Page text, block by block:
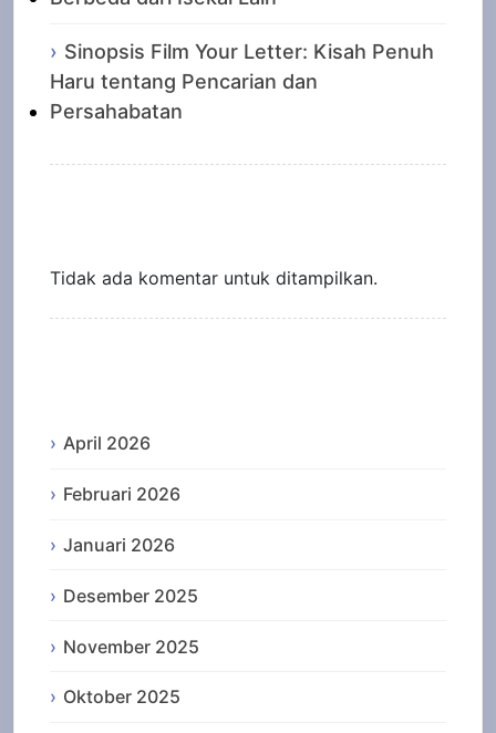
Sinopsis Film Your Letter: Kisah Penuh
Haru tentang Pencarian dan
Persahabatan
Tidak ada komentar untuk ditampilkan.
April 2026
Februari 2026
Januari 2026
Desember 2025
November 2025
Oktober 2025